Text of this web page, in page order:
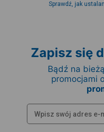
Sprawdź, jak
Zapisz się
Bądź na
promocjami